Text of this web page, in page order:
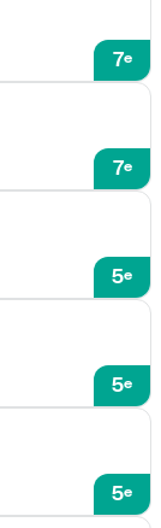
7e
7e
5e
5e
5e